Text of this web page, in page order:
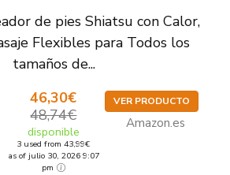
de pies Shiatsu con Calor,
Flexibles para Todos los
tamaños de...
46,30€
48,74€
disponible
3 used from 43,99€
as of julio 30, 2026 9:07
pm
VER PRODUCTO
Amazon.es